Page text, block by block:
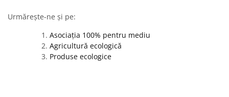
Urmărește-ne și pe:
Asociația 100% pentru mediu
Agricultură ecologică
Produse ecologice